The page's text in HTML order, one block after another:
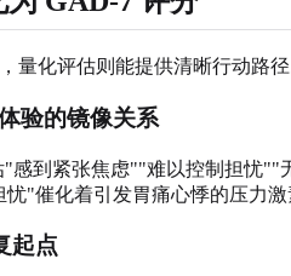
量化评估则能提供清晰行动路
验的镜像关系
感到紧张焦虑""难以控制担忧
"催化着引发胃痛心悸的压力
起点